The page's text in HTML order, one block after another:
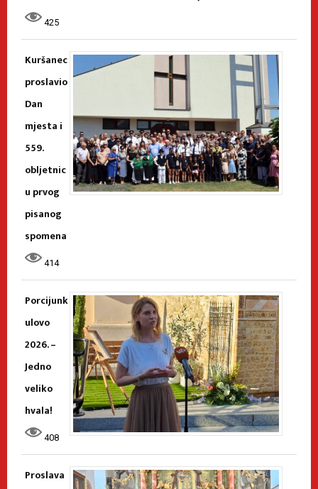
425
Kuršanec
proslavio
Dan
mjesta i
559.
obljetnic
u prvog
pisanog
spomena
414
Porcijunk
ulovo
2026. –
Jedno
veliko
hvala!
408
Proslava